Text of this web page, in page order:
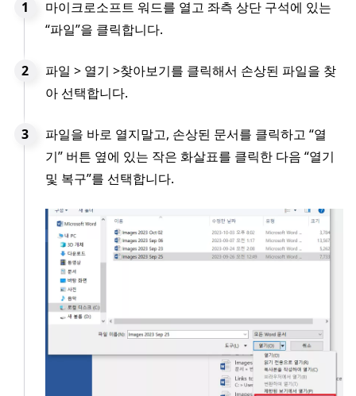
마이크로소프트 워드를 열고 좌측 상단 구석에 있는
“파일”을 클릭합니다.
파일 > 열기 >찾아보기를 클릭해서 손상된 파일을 찾
아 선택합니다.
파일을 바로 열지말고, 손상된 문서를 클릭하고 “열
기” 버튼 옆에 있는 작은 화살표를 클릭한 다음 “열기
및 복구”를 선택합니다.